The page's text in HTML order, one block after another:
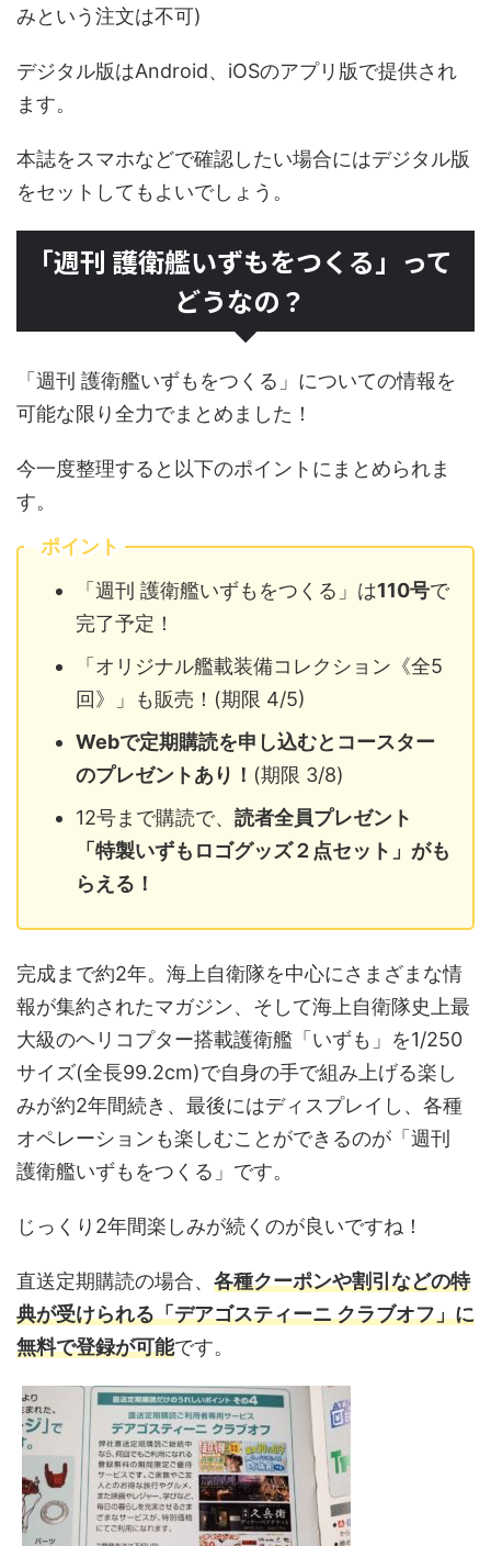
みという注文は不可)
デジタル版はAndroid、iOSのアプリ版で提供され
ます。
本誌をスマホなどで確認したい場合にはデジタル版
をセットしてもよいでしょう。
「週刊 護衛艦いずもをつくる」って
どうなの？
「週刊 護衛艦いずもをつくる」についての情報を
可能な限り全力でまとめました！
今一度整理すると以下のポイントにまとめられま
す。
ポイント
「週刊 護衛艦いずもをつくる」は110号で
完了予定！
「オリジナル艦載装備コレクション《全5
回》」も販売！(期限 4/5)
Webで定期購読を申し込むとコースター
のプレゼントあり！ (期限 3/8)
12号まで購読で、 読者全員プレゼント
「特製いずもロゴグッズ２点セット」がも
らえる！
完成まで約2年。海上自衛隊を中心にさまざまな情
報が集約されたマガジン、そして海上自衛隊史上最
大級のヘリコプター搭載護衛艦「いずも」を1/250
サイズ(全長99.2cm)で自身の手で組み上げる楽し
みが約2年間続き、最後にはディスプレイし、各種
オペレーションも楽しむことができるのが「週刊
護衛艦いずもをつくる」です。
じっくり2年間楽しみが続くのが良いですね！
直送定期購読の場合、 各種クーポンや割引などの特
典が受けられる「デアゴスティーニ クラブオフ」に
無料で登録が可能です。